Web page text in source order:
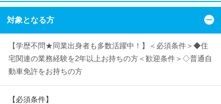
対象となる方
【学歴不問★同業出身者も多数活躍中！】＜必須条件＞◆住
宅関連の業務経験を2年以上お持ちの方＜歓迎条件＞◇普通自
動車免許をお持ちの方
【必須条件】